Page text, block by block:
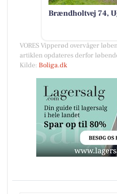
Brændholtvej 74,
VORES Vipperød overvåger
artiklen opdateres derfor
Kilde: Boliga.dk